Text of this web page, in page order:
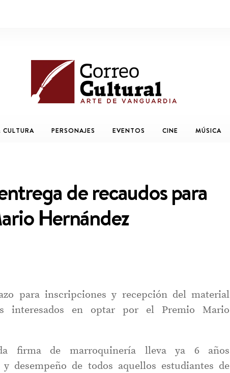
CULTURA PERSONAJES EVENTOS CINE MÚSICA
de recaudos para
Hernández
para inscripciones y recepción del material
interesados en optar por el Premio Mario
firma de marroquinería lleva ya 6 años
desempeño de todos aquellos estudiantes de